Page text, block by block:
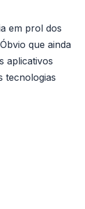
em prol dos
que ainda
aplicativos
tecnologias